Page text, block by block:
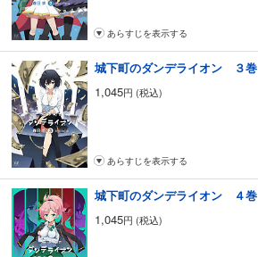
あらすじを表示する
城下町のダンデライオン ３巻
1,045円 (税込)
あらすじを表示する
城下町のダンデライオン ４巻
1,045円 (税込)